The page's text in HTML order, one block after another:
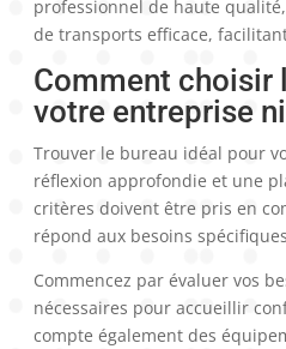
professionnel de haute
de transports efficace,
Comment choisir
votre entreprise
Trouver le bureau idéal pour
réflexion approfondie et une
critères doivent être pris en
répond aux besoins
Commencez par évaluer vos
nécessaires pour accueillir
compte également des